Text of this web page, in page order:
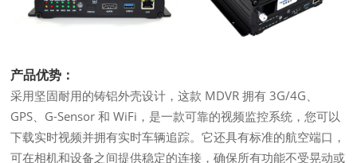
产品优势：
采用坚固耐用的铸铝外壳设计，这款 MDVR 拥有 3G/4G、
GPS、G-Sensor 和 WiFi，是一款可靠的视频监控系统，您可以
下载实时视频并拥有实时车辆追踪。它还具有标准的航空端口，
可在相机和设备之间提供稳定的连接，确保所有功能不受晃动或